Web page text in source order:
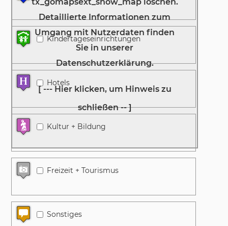
Kindertageseinrichtungen
Hotels
Kultur + Bildung
Freizeit + Tourismus
Sonstiges